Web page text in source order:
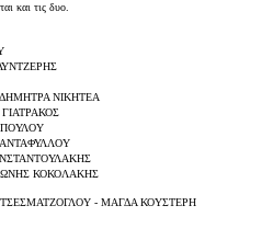
και τις δυο.
ΝΙΚΗΤΕΑ
ΚΟΚΟΛΑΚΗΣ
- MAΓΔΑ ΚΟΥΣΤΕΡΗ